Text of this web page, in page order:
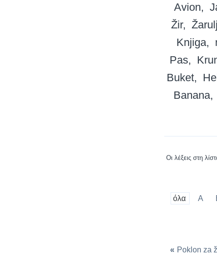
Avion
Žir
Knjiga
Pas
Buket
Banana
Οι λέξεις στη
όλα A
« Poklon za